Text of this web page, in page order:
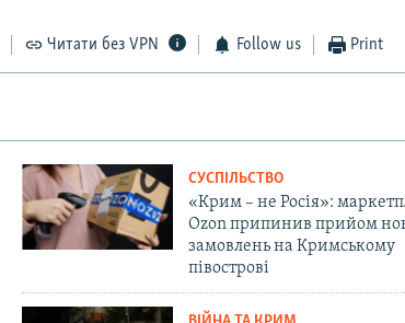
Читати без VPN Follow us Print
СУСПІЛЬСТВО
«Крим – не Росія»:
Ozon припинив прийом
замовлень на Кримському
півострові